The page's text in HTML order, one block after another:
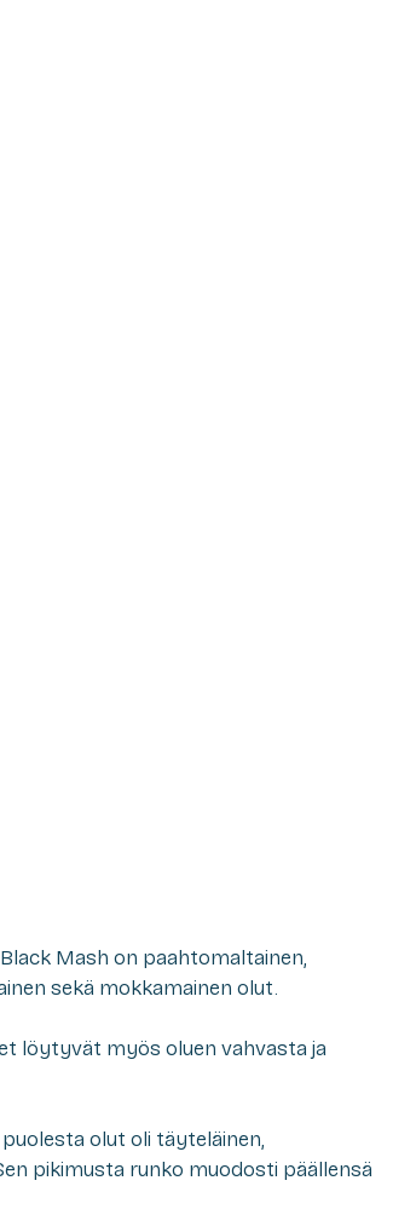
Mash on paahtomaltainen,
sekä mokkamainen olut.
löytyvät myös oluen vahvasta ja
olut oli täyteläinen,
pikimusta runko muodosti päällensä